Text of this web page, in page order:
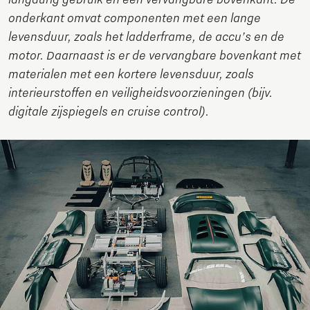
onderkant omvat componenten met een lange
levensduur, zoals het ladderframe, de accu’s en de
motor. Daarnaast is er de vervangbare bovenkant met
materialen met een kortere levensduur, zoals
interieurstoffen en veiligheidsvoorzieningen (bijv.
digitale zijspiegels en cruise control).